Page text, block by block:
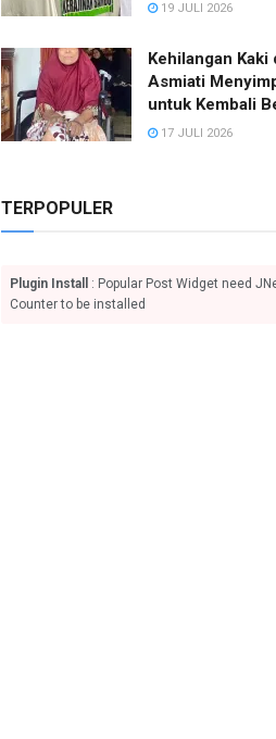
19 JULI 2026
Kehilangan Kaki
Asmiati
untuk Kembali
17 JULI 2026
TERPOPULER
Plugin Install
: Popular Post Widget need
Counter to be installed